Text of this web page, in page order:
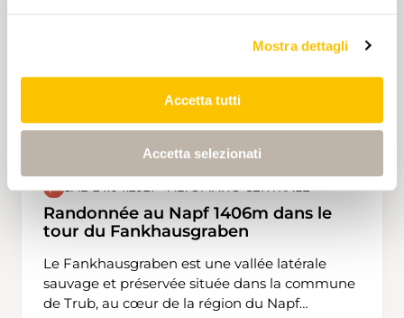
Mostra dettagli
Accetta tutti
Accetta selezionati
dit le Bélvedère pour admirer le Littoral. Nous
SAB 24.04.2027 • ALTOPIANO CENTRALE
Randonnée au Napf 1406m dans le
tour du Fankhausgraben
Le Fankhausgraben est une vallée latérale
sauvage et préservée située dans la commune
de Trub, au cœur de la région du Napf